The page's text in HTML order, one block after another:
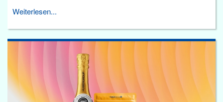
Weiterlesen...